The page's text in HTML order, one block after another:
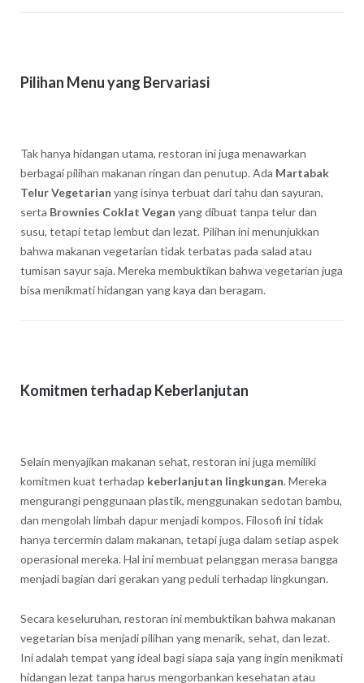
Pilihan Menu yang Bervariasi
Tak hanya hidangan utama, restoran ini juga menawarkan
berbagai pilihan makanan ringan dan penutup. Ada Martabak
Telur Vegetarian yang isinya terbuat dari tahu dan sayuran,
serta Brownies Coklat Vegan yang dibuat tanpa telur dan
susu, tetapi tetap lembut dan lezat. Pilihan ini menunjukkan
bahwa makanan vegetarian tidak terbatas pada salad atau
tumisan sayur saja. Mereka membuktikan bahwa vegetarian juga
bisa menikmati hidangan yang kaya dan beragam.
Komitmen terhadap Keberlanjutan
Selain menyajikan makanan sehat, restoran ini juga memiliki
komitmen kuat terhadap keberlanjutan lingkungan. Mereka
mengurangi penggunaan plastik, menggunakan sedotan bambu,
dan mengolah limbah dapur menjadi kompos. Filosofi ini tidak
hanya tercermin dalam makanan, tetapi juga dalam setiap aspek
operasional mereka. Hal ini membuat pelanggan merasa bangga
menjadi bagian dari gerakan yang peduli terhadap lingkungan.
Secara keseluruhan, restoran ini membuktikan bahwa makanan
vegetarian bisa menjadi pilihan yang menarik, sehat, dan lezat.
Ini adalah tempat yang ideal bagi siapa saja yang ingin menikmati
hidangan lezat tanpa harus mengorbankan kesehatan atau